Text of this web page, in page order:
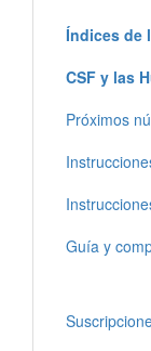
Índices de
CSF y las
Próximos
Guía y